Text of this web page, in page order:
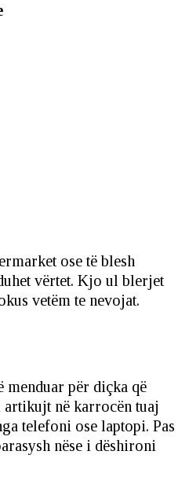
ose të blesh
vërtet. Kjo ul blerjet
vetëm te nevojat.
menduar për diçka që
në karrocën tuaj
telefoni ose laptopi. Pas
nëse i dëshironi